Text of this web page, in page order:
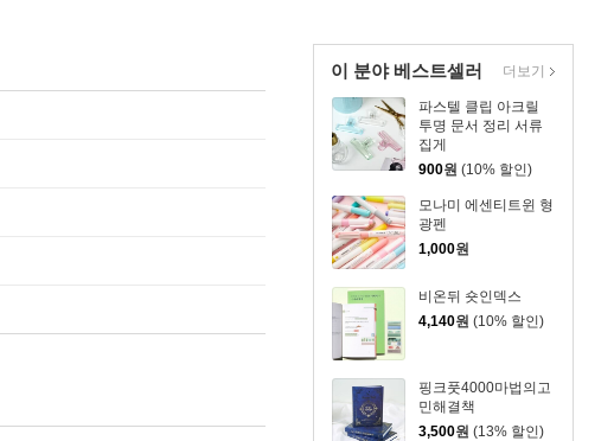
이 분야 베스트셀러
파스텔 클립 아크릴
투명 문서 정리 서류
집게
900원 (10% 할인)
모나미 에센티트윈 형
광펜
1,000원
비온뒤 숏인덱스
4,140원 (10% 할인)
핑크풋4000마법의고
민해결책
3,500원 (13% 할인)
더보기